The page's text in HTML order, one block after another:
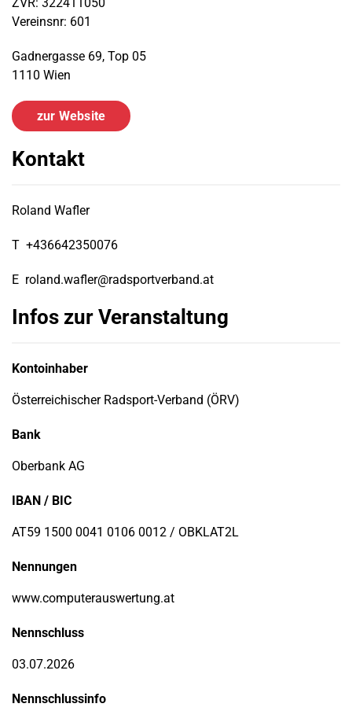
Vereinsnr: 601
Gadnergasse 69, Top 05
1110 Wien
zur Website
Kontakt
Roland Wafler
T +436642350076
E roland.wafler@radsportverband.at
Infos zur Veranstaltung
Kontoinhaber
Österreichischer Radsport-Verband (ÖRV)
Bank
Oberbank AG
IBAN / BIC
AT59 1500 0041 0106 0012 / OBKLAT2L
Nennungen
www.computerauswertung.at
Nennschluss
03.07.2026
Nennschlussinfo